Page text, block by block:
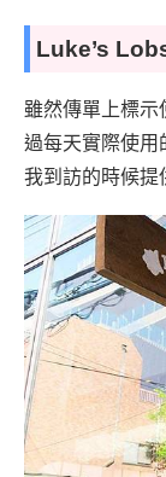
Luke’s
雖然傳單上標示
過每天實際使用
我到訪的時候提